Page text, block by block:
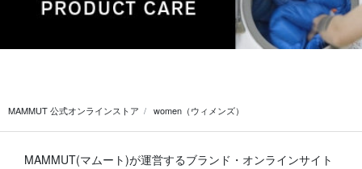
MAMMUT 公式オンラインストア women（ウィメンズ）
MAMMUT(マムート)が運営するブランド・オンラインサイト